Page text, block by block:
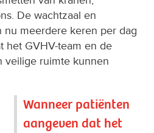
De wachtzaal en
nu meerdere keren per dag
het GVHV-team en de
veilige ruimte kunnen
Wanneer patiënten
aangeven dat het